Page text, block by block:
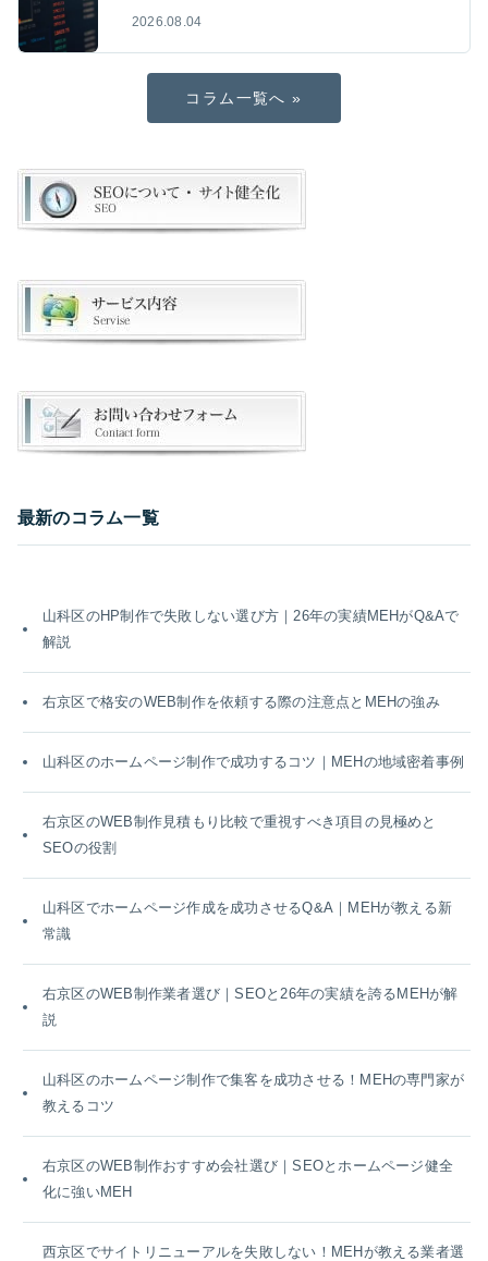
2026.08.04
コラム一覧へ »
最新のコラム一覧
山科区のHP制作で失敗しない選び方｜26年の実績MEHがQ&Aで
解説
右京区で格安のWEB制作を依頼する際の注意点とMEHの強み
山科区のホームページ制作で成功するコツ｜MEHの地域密着事例
右京区のWEB制作見積もり比較で重視すべき項目の見極めと
SEOの役割
山科区でホームページ作成を成功させるQ&A｜MEHが教える新
常識
右京区のWEB制作業者選び｜SEOと26年の実績を誇るMEHが解
説
山科区のホームページ制作で集客を成功させる！MEHの専門家が
教えるコツ
右京区のWEB制作おすすめ会社選び｜SEOとホームページ健全
化に強いMEH
西京区でサイトリニューアルを失敗しない！MEHが教える業者選